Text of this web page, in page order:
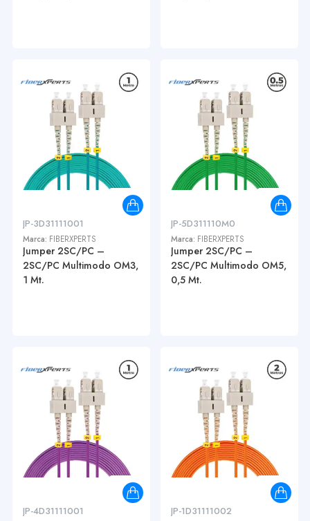
JP-3D31111001
Marca: FIBERXPERTS
Jumper 2SC/PC –
2SC/PC Multimodo OM3,
1 Mt.
JP-5D311110M0
Marca: FIBERXPERTS
Jumper 2SC/PC –
2SC/PC Multimodo OM5,
0,5 Mt.
JP-4D31111001 JP-1D31111002